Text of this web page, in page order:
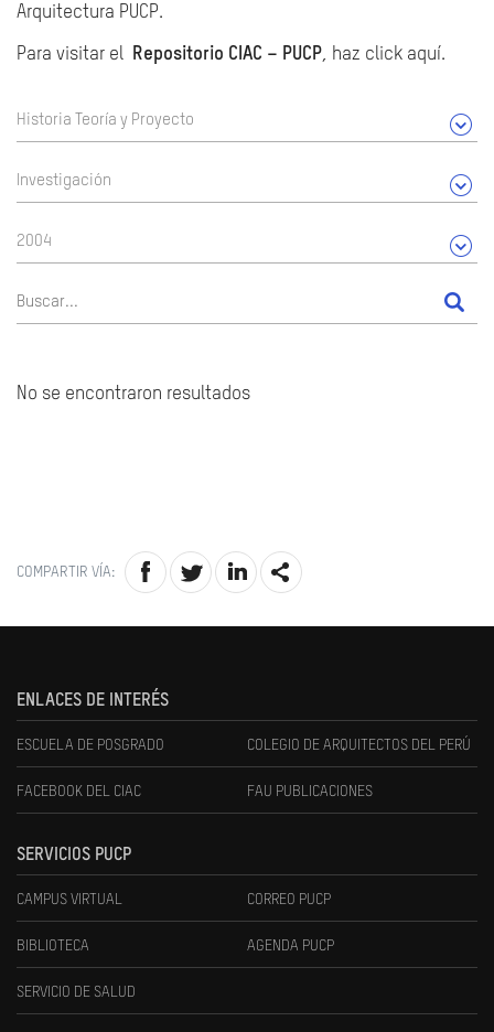
Arquitectura PUCP.
Para visitar el Repositorio CIAC – PUCP, haz click aquí.
Historia Teoría y Proyecto
Investigación
2004
No se encontraron resultados
COMPARTIR VÍA:
ENLACES DE INTERÉS
ESCUELA DE POSGRADO COLEGIO DE ARQUITECTOS DEL PERÚ
FACEBOOK DEL CIAC FAU PUBLICACIONES
SERVICIOS PUCP
CAMPUS VIRTUAL CORREO PUCP
BIBLIOTECA AGENDA PUCP
SERVICIO DE SALUD